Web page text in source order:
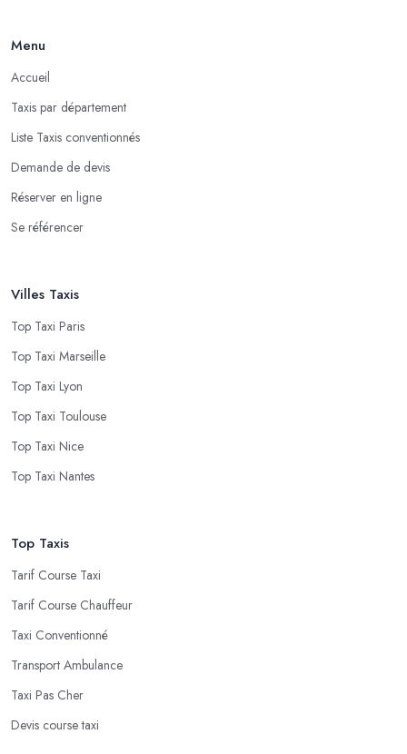
Menu
Accueil
Taxis par département
Liste Taxis conventionnés
Demande de devis
Réserver en ligne
Se référencer
Villes Taxis
Top Taxi Paris
Top Taxi Marseille
Top Taxi Lyon
Top Taxi Toulouse
Top Taxi Nice
Top Taxi Nantes
Top Taxis
Tarif Course Taxi
Tarif Course Chauffeur
Taxi Conventionné
Transport Ambulance
Taxi Pas Cher
Devis course taxi